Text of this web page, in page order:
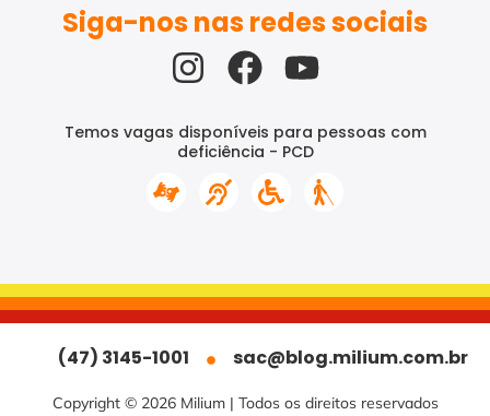
Siga-nos nas redes sociais
Temos vagas disponíveis para pessoas com
deficiência - PCD
Copyright © 2026 Milium | Todos os direitos reservados
(47) 3145-1001 sac@blog.milium.com.br